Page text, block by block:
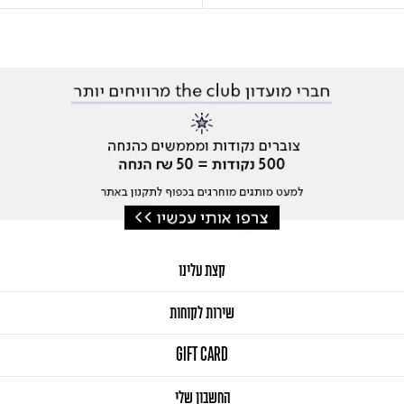
קצת עלינו
שירות לקוחות
GIFT CARD
החשבון שלי